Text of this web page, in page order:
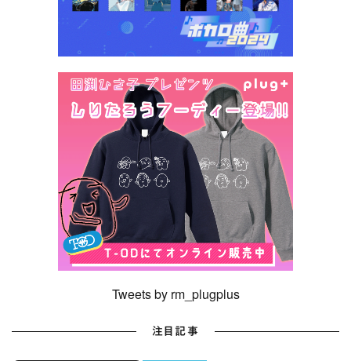
Tweets by rm_plugplus
注目記事